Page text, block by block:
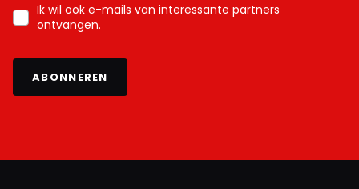
Ik wil ook e-mails van interessante partners
ontvangen.
ABONNEREN